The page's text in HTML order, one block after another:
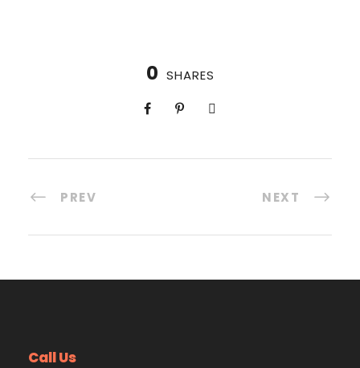
0 SHARES
PREV NEXT
Call Us